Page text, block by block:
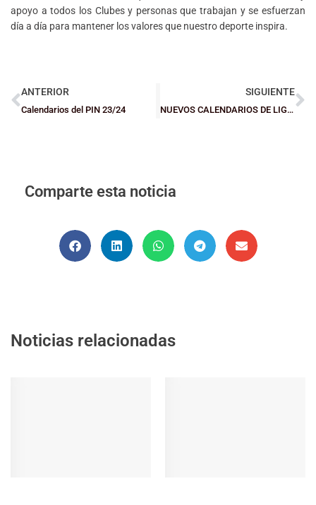
apoyo a todos los Clubes y personas que trabajan y se esfuerzan
día a día para mantener los valores que nuestro deporte inspira.
ANTERIOR
Calendarios del PIN 23/24
SIGUIENTE
NUEVOS CALENDARIOS DE LIGA SEGUNDA FASE
Comparte esta noticia
Noticias relacionadas